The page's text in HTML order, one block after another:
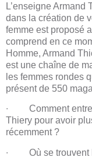
L’enseigne
dans la création de
femme est proposé
comprend en ce
Homme, Armand
est une chaîne de
les femmes rondes
présent de 550
∙ Comment entrer
Thiery pour avoir
récemment ?
∙ Où se trouvent